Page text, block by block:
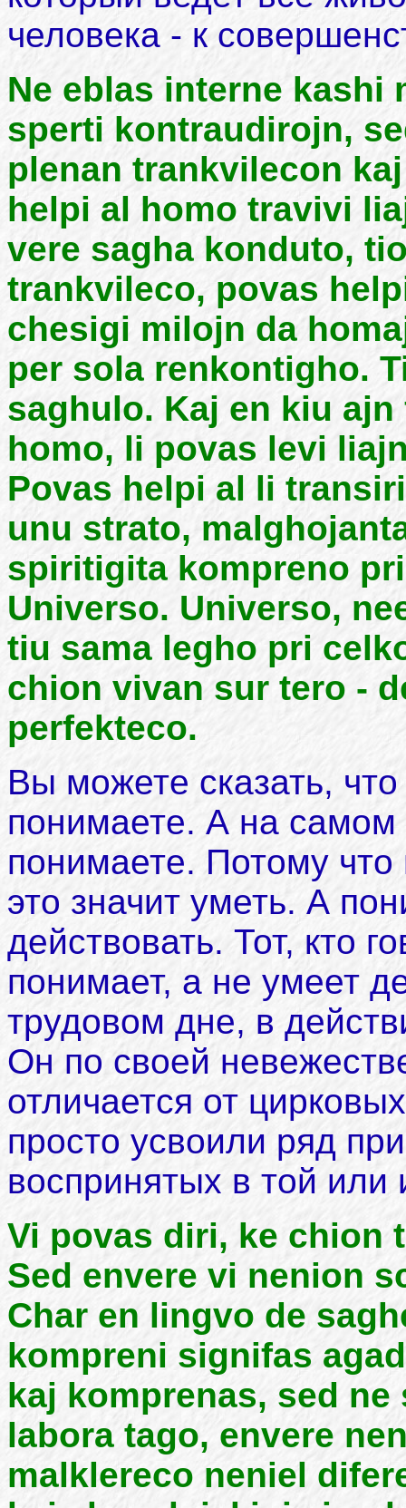
человека - к
Ne eblas interne kashi
sperti kontraudirojn,
plenan trankvilecon
helpi al homo travivi
vere sagha konduto,
trankvileco, povas
chesigi milojn da
per sola renkontigho.
saghulo. Kaj en kiu
homo, li povas levi
Povas helpi al li
unu strato,
spiritigita kompreno
Universo. Universo,
tiu sama legho pri
chion vivan sur tero -
perfekteco.
Вы можете сказать,
понимаете. А на самом
понимаете. Потому что
это значит уметь. А
действовать. Тот, кто
понимает, а не умеет
трудовом дне, в
Он по своей
отличается от
просто усвоили ряд
воспринятых в той или
Vi povas diri, ke chion
Sed envere vi nenion
Char en lingvo de
kompreni signifas
kaj komprenas, sed
labora tago, envere
malklereco neniel